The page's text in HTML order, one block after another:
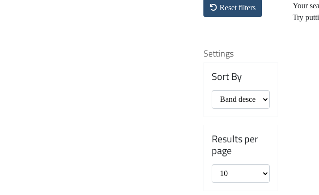
Reset filters
Settings
Sort By
Results per
page
Your
Try